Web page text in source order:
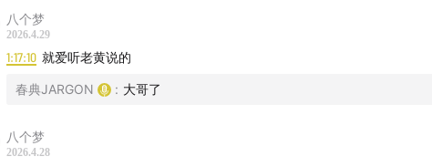
八个梦
2026.4.29
1:17:10 就爱听老黄说的
春典JARGON : 大哥了
八个梦
2026.4.28